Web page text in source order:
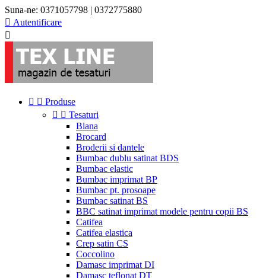
Suna-ne: 0371057798 | 0372775880
 Autentificare

  Produse
  Tesaturi
Blana
Brocard
Broderii si dantele
Bumbac dublu satinat BDS
Bumbac elastic
Bumbac imprimat BP
Bumbac pt. prosoape
Bumbac satinat BS
BBC satinat imprimat modele pentru copii BS
Catifea
Catifea elastica
Crep satin CS
Coccolino
Damasc imprimat DI
Damasc teflonat DT